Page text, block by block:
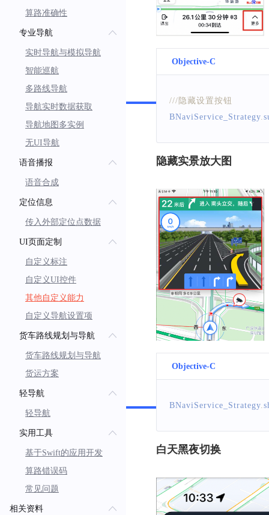
算路准确性
专业导航
实时导航与模拟导航
智能巡航
多路线导航
导航实时数据获取
导航地图多实例
无UI导航
语音播报
语音合成
定位信息
传入外部定位点数据
UI页面定制
自定义标注
自定义UI控件
其他自定义能力
自定义导航设置项
货车路线规划与导航
货车路线规划与导航
货运方案
轻导航
轻导航
实用工具
基于Swift的应用开发
算路错误码
常见问题
相关资料
Objective-C
///隐藏设置按钮
BNaviService_Strategy
隐藏实景放大图
Objective-C
BNaviService_Strategy.
白天黑夜切换